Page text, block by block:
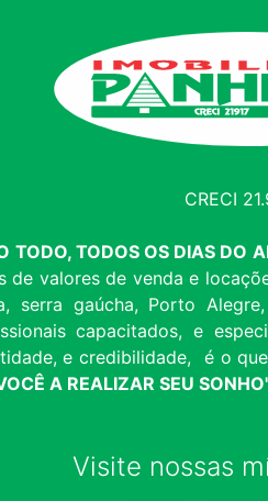
CRECI
TODO, TODOS OS DIAS DO
valores de venda e
gaúcha, Porto
capacitados, e
e credibilidade, é o
A REALIZAR SEU
Visite nossas